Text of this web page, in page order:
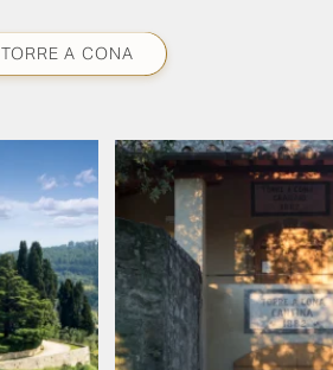
TORRE A CONA